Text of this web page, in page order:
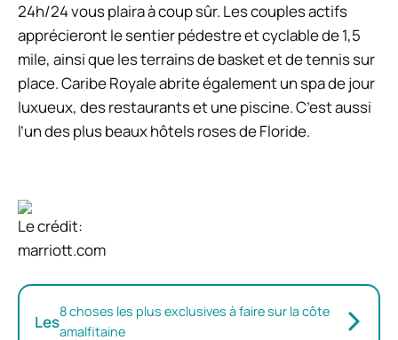
24h/24 vous plaira à coup sûr. Les couples actifs
apprécieront le sentier pédestre et cyclable de 1,5
mile, ainsi que les terrains de basket et de tennis sur
place. Caribe Royale abrite également un spa de jour
luxueux, des restaurants et une piscine. C’est aussi
l’un des plus beaux hôtels roses de Floride.
Le crédit:
marriott.com
Les8 choses les plus exclusives à faire sur la côte
amalfitaine